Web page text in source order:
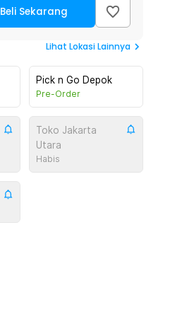
Beli Sekarang
Lihat Lokasi Lainnya
Pick n Go Depok
Pre-Order
Toko Jakarta
Utara
Habis